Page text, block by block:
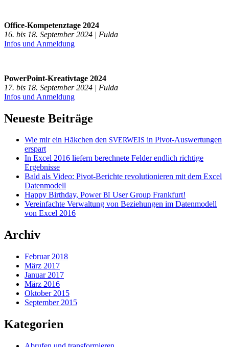
Office-Kompetenztage 2024
16. bis 18. September 2024 | Fulda
Infos und Anmeldung
PowerPoint-Kreativtage 2024
17. bis 18. September 2024 | Fulda
Infos und Anmeldung
Neueste Beiträge
Wie mir ein Häkchen den SVERWEIS in Pivot-Auswertungen
erspart
In Excel 2016 liefern berechnete Felder endlich richtige
Ergebnisse
Bald als Video: Pivot-Berichte revolutionieren mit dem Excel
Datenmodell
Happy Birthday, PowerBI User Group Frankfurt!
Vereinfachte Verwaltung von Beziehungen im Datenmodell
von Excel 2016
Archiv
Februar 2018
März 2017
Januar 2017
März 2016
Oktober 2015
September 2015
Kategorien